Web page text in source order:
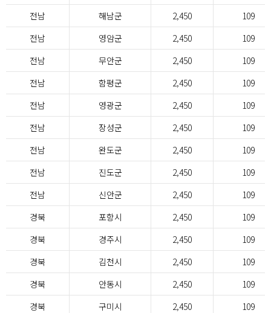
전남
해남군 2,450
109
전남
영암군 2,450
109
전남
무안군 2,450
109
전남
함평군 2,450
109
전남
영광군 2,450
109
전남
장성군 2,450
109
전남
완도군 2,450
109
전남
진도군 2,450
109
전남
신안군 2,450
109
경북
포항시 2,450
109
경북
경주시 2,450
109
경북
김천시 2,450
109
경북
안동시 2,450
109
경북
구미시 2,450
109